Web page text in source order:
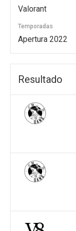
Valorant
Temporadas
Apertura 2022
Resultado